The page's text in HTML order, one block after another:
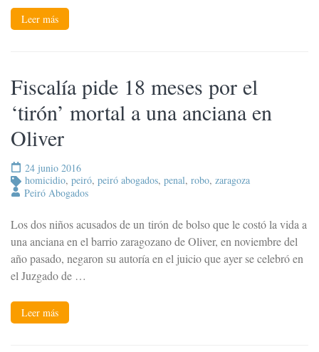
Leer más
Fiscalía pide 18 meses por el
‘tirón’ mortal a una anciana en
Oliver
24 junio 2016
homicidio, peiró, peiró abogados, penal, robo, zaragoza
Peiró Abogados
Los dos niños acusados de un tirón de bolso que le costó la vida a
una anciana en el barrio zaragozano de Oliver, en noviembre del
año pasado, negaron su autoría en el juicio que ayer se celebró en
el Juzgado de …
Leer más